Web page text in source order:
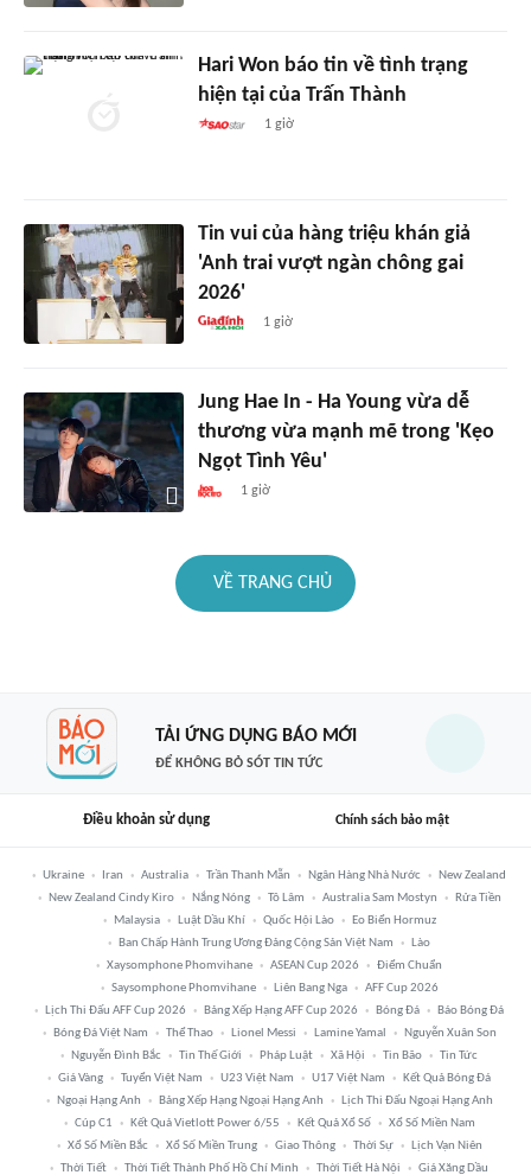
Hari Won báo tin về tình trạng
hiện tại của Trấn Thành
1 giờ
Tin vui của hàng triệu khán giả
'Anh trai vượt ngàn chông gai
2026'
1 giờ
Jung Hae In - Ha Young vừa dễ
thương vừa mạnh mẽ trong 'Kẹo
Ngọt Tình Yêu'
1 giờ
VỀ TRANG CHỦ
TẢI ỨNG DỤNG BÁO MỚI
ĐỂ KHÔNG BỎ SÓT TIN TỨC
Điều khoản sử dụng Chính sách bảo mật
Ukraine Iran Australia Trần Thanh Mẫn Ngân Hàng Nhà Nước
New Zealand
New Zealand Cindy Kiro
Nắng Nóng Tô Lâm Australia Sam Mostyn
Rửa Tiền
Malaysia
Luật Dầu Khí Quốc Hội Lào
Eo Biển Hormuz
Ban Chấp Hành Trung Ương Đảng Cộng Sản Việt Nam
Lào
Xaysomphone Phomvihane
ASEAN Cup 2026
Điểm Chuẩn
Saysomphone Phomvihane
Liên Bang Nga
AFF Cup 2026
Lịch Thi Đấu AFF Cup 2026
Bảng Xếp Hạng AFF Cup 2026 Bóng Đá
Báo Bóng Đá
Bóng Đá Việt Nam
Thể Thao Lionel Messi Lamine Yamal
Nguyễn Xuân Son
Nguyễn Đình Bắc
Tin Thế Giới Pháp Luật Xã Hội Tin Bão
Tin Tức
Giá Vàng
Tuyển Việt Nam U23 Việt Nam U17 Việt Nam
Kết Quả Bóng Đá
Ngoại Hạng Anh
Bảng Xếp Hạng Ngoại Hạng Anh
Lịch Thi Đấu Ngoại Hạng Anh
Cúp C1
Kết Quả Vietlott Power 6/55 Kết Quả Xổ Số
Xổ Số Miền Nam
Xổ Số Miền Bắc
Xổ Số Miền Trung Giao Thông Thời Sự
Lịch Vạn Niên
Thời Tiết
Thời Tiết Thành Phố Hồ Chí Minh Thời Tiết Hà Nội Giá Xăng Dầu